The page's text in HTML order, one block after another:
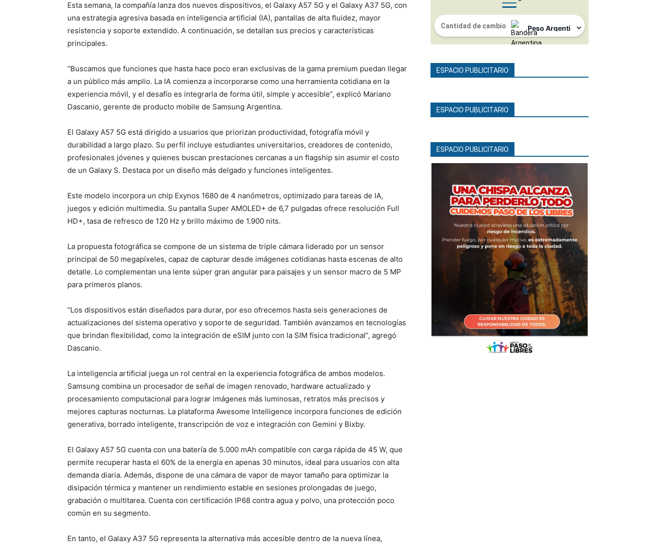
Esta semana, la compañía lanza dos nuevos dispositivos, el Galaxy A57 5G y el Galaxy A37 5G, con
una estrategia agresiva basada en inteligencia artificial (IA), pantallas de alta fluidez, mayor
resistencia y soporte extendido. A continuación, se detallan sus precios y características
principales.
“Buscamos que funciones que hasta hace poco eran exclusivas de la gama premium puedan llegar
a un público más amplio. La IA comienza a incorporarse como una herramienta cotidiana en la
experiencia móvil, y el desafío es integrarla de forma útil, simple y accesible”, explicó Mariano
Dascanio, gerente de producto mobile de Samsung Argentina.
El Galaxy A57 5G está dirigido a usuarios que priorizan productividad, fotografía móvil y
durabilidad a largo plazo. Su perfil incluye estudiantes universitarios, creadores de contenido,
profesionales jóvenes y quienes buscan prestaciones cercanas a un flagship sin asumir el costo
de un Galaxy S. Destaca por un diseño más delgado y funciones inteligentes.
Este modelo incorpora un chip Exynos 1680 de 4 nanómetros, optimizado para tareas de IA,
juegos y edición multimedia. Su pantalla Super AMOLED+ de 6,7 pulgadas ofrece resolución Full
HD+, tasa de refresco de 120 Hz y brillo máximo de 1.900 nits.
La propuesta fotográfica se compone de un sistema de triple cámara liderado por un sensor
principal de 50 megapíxeles, capaz de capturar desde imágenes cotidianas hasta escenas de alto
detalle. Lo complementan una lente súper gran angular para paisajes y un sensor macro de 5 MP
para primeros planos.
“Los dispositivos están diseñados para durar, por eso ofrecemos hasta seis generaciones de
actualizaciones del sistema operativo y soporte de seguridad. También avanzamos en tecnologías
que brindan flexibilidad, como la integración de eSIM junto con la SIM física tradicional”, agregó
Dascanio.
La inteligencia artificial juega un rol central en la experiencia fotográfica de ambos modelos.
Samsung combina un procesador de señal de imagen renovado, hardware actualizado y
procesamiento computacional para lograr imágenes más luminosas, retratos más precisos y
mejores capturas nocturnas. La plataforma Awesome Intelligence incorpora funciones de edición
generativa, borrado inteligente, transcripción de voz e integración con Gemini y Bixby.
El Galaxy A57 5G cuenta con una batería de 5.000 mAh compatible con carga rápida de 45 W, que
permite recuperar hasta el 60% de la energía en apenas 30 minutos, ideal para usuarios con alta
demanda diaria. Además, dispone de una cámara de vapor de mayor tamaño para optimizar la
disipación térmica y mantener un rendimiento estable en sesiones prolongadas de juego,
grabación o multitarea. Cuenta con certificación IP68 contra agua y polvo, una protección poco
común en su segmento.
En tanto, el Galaxy A37 5G representa la alternativa más accesible dentro de la nueva línea,
ESPACIO PUBLICITARIO
ESPACIO PUBLICITARIO
ESPACIO PUBLICITARIO